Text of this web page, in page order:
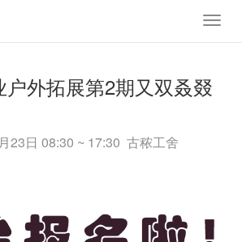
户外拓展第2期又双叒叕
23日 08:30 ~ 17:30 古秾工舍